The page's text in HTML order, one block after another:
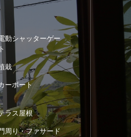
動シャッターゲー
ト
栽
ーポート
ラス屋根
周り・ファサード